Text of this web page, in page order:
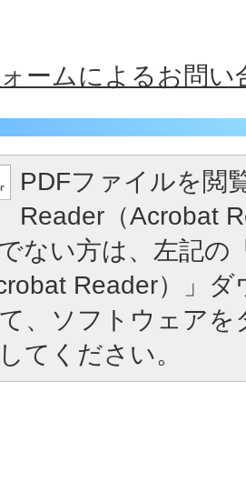
ームによるお問い
PDFファイルを閲
Reader（Acrobat
ない方は、左記の
Reader）」
、ソフトウェア
てください。